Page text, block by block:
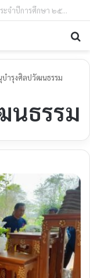
ประกาศมหาวิทยาลัยมหาจุฬาลงกรณราชวิทยาลัย วิทยาเขตแพร่เรื่อง รายชื่อผู้มีสิทธิ์สอบคัดเลือกเข้าศึกษาต่อหลักสูตรประกาศนียบัตรบัณฑิต สาขาวิชาชีพครู (หลักสูตรใหม่ พ.ศ. ๒๕๖๘)ประจำปีการศึกษา ๒๕๖๙ (รอบที่ ๑)
บำรุงศิลปวัฒนธรรม
นธรรม